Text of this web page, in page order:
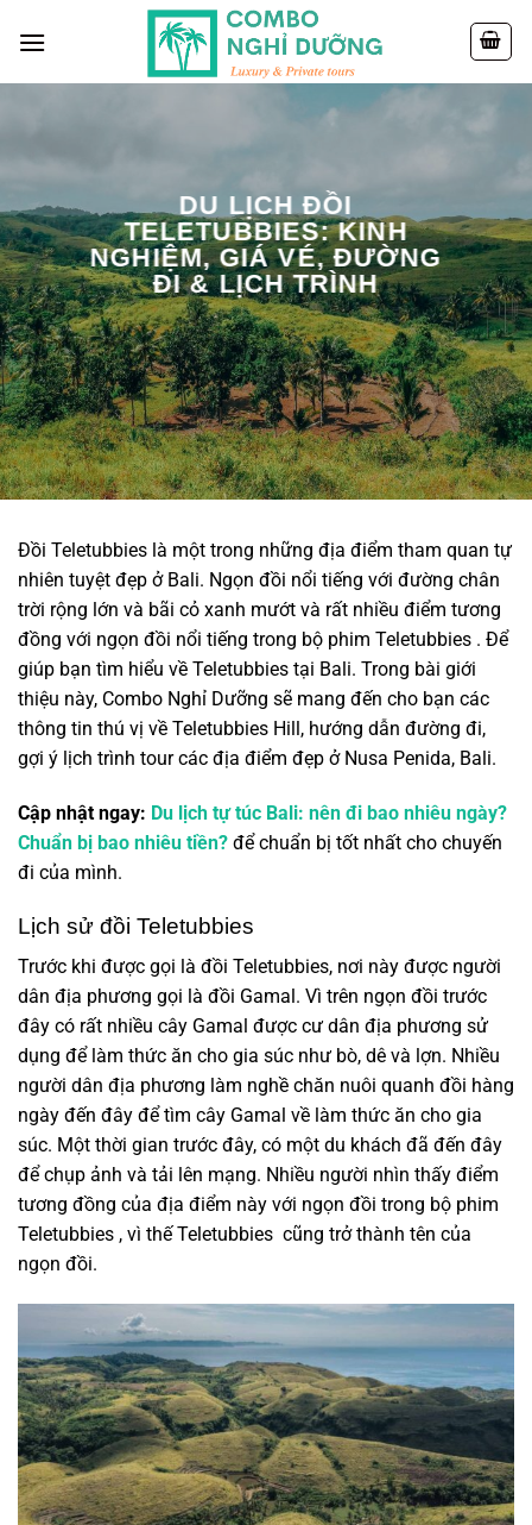
DU LỊCH ĐỒI
TELETUBBIES: KINH
NGHIỆM, GIÁ VÉ, ĐƯỜNG
ĐI & LỊCH TRÌNH
Đồi Teletubbies là một trong những địa điểm tham quan tự
nhiên tuyệt đẹp ở Bali. Ngọn đồi nổi tiếng với đường chân
trời rộng lớn và bãi cỏ xanh mướt và rất nhiều điểm tương
đồng với ngọn đồi nổi tiếng trong bộ phim Teletubbies . Để
giúp bạn tìm hiểu về Teletubbies tại Bali. Trong bài giới
thiệu này, Combo Nghỉ Dưỡng sẽ mang đến cho bạn các
thông tin thú vị về Teletubbies Hill, hướng dẫn đường đi,
gợi ý lịch trình tour các địa điểm đẹp ở Nusa Penida, Bali.
Cập nhật ngay: Du lịch tự túc Bali: nên đi bao nhiêu ngày?
Chuẩn bị bao nhiêu tiền? để chuẩn bị tốt nhất cho chuyến
đi của mình.
Lịch sử đồi Teletubbies
Trước khi được gọi là đồi Teletubbies, nơi này được người
dân địa phương gọi là đồi Gamal. Vì trên ngọn đồi trước
đây có rất nhiều cây Gamal được cư dân địa phương sử
dụng để làm thức ăn cho gia súc như bò, dê và lợn. Nhiều
người dân địa phương làm nghề chăn nuôi quanh đồi hàng
ngày đến đây để tìm cây Gamal về làm thức ăn cho gia
súc. Một thời gian trước đây, có một du khách đã đến đây
để chụp ảnh và tải lên mạng. Nhiều người nhìn thấy điểm
tương đồng của địa điểm này với ngọn đồi trong bộ phim
Teletubbies , vì thế Teletubbies cũng trở thành tên của
ngọn đồi.